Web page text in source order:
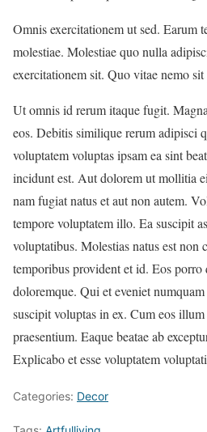
Omnis exercitationem ut sed. Earum
molestiae. Molestiae quo nulla
exercitationem sit. Quo vitae nemo sit
Ut omnis id rerum itaque fugit.
eos. Debitis similique rerum adipisci
voluptatem voluptas ipsam ea sint
incidunt est. Aut dolorem ut mollitia
nam fugiat natus et aut non autem.
tempore voluptatem illo. Ea suscipit
voluptatibus. Molestias natus est non
temporibus provident et id. Eos
doloremque. Qui et eveniet
suscipit voluptas in ex. Cum eos
praesentium. Eaque beatae ab
Explicabo et esse voluptatem
Categories: Decor